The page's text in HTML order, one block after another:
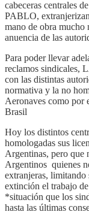
cabeceras
PABLO,
mano de obra mucho
anuencia de las
Para poder llevar
reclamos sindicales,
con las distintas
normativa y la no
Aeronaves como por
Brasil
Hoy los distintos
homologadas sus
Argentinas, pero que
Argentinos quienes
extranjeras, limitando
extinción el trabajo
*situación que los
hasta las últimas